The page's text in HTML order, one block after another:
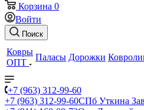
Корзина 0
Войти
Поиск
Ковры
ОПТ
Паласы Дорожки
+7 (963) 312-99-60
+7 (963) 312-99-60СПб Уткина